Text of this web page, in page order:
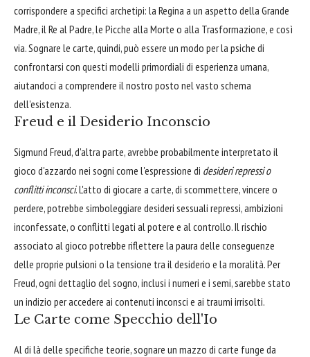
corrispondere a specifici archetipi: la Regina a un aspetto della Grande
Madre, il Re al Padre, le Picche alla Morte o alla Trasformazione, e così
via. Sognare le carte, quindi, può essere un modo per la psiche di
confrontarsi con questi modelli primordiali di esperienza umana,
aiutandoci a comprendere il nostro posto nel vasto schema
dell'esistenza.
Freud e il Desiderio Inconscio
Sigmund Freud, d'altra parte, avrebbe probabilmente interpretato il
gioco d'azzardo nei sogni come l'espressione di desideri repressi o
conflitti inconsci. L'atto di giocare a carte, di scommettere, vincere o
perdere, potrebbe simboleggiare desideri sessuali repressi, ambizioni
inconfessate, o conflitti legati al potere e al controllo. Il rischio
associato al gioco potrebbe riflettere la paura delle conseguenze
delle proprie pulsioni o la tensione tra il desiderio e la moralità. Per
Freud, ogni dettaglio del sogno, inclusi i numeri e i semi, sarebbe stato
un indizio per accedere ai contenuti inconsci e ai traumi irrisolti.
Le Carte come Specchio dell'Io
Al di là delle specifiche teorie, sognare un mazzo di carte funge da